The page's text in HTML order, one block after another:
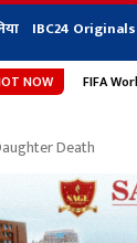
IBC24 Originals
दुनिया
NOW FIFA
Death